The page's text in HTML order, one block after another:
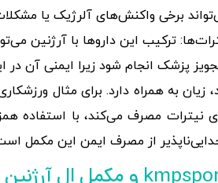
برخی واکنش‌های آلرژیک یا
ترکیب این داروها با آرژنین
پزشک انجام شود زیرا ایمنی آن
به همراه دارد. برای مثال
مصرف می‌کند، با استفاده
از مصرف ایمن این مکمل